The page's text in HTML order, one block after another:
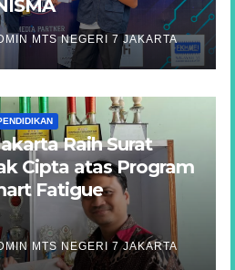
MTS NEGERI 7 JAKARTA
Raih Surat
Cipta atas Program
Fatigue
MTS NEGERI 7 JAKARTA